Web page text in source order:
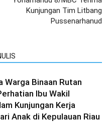
Kunjungan Tim Litbang
Pussenarhanud
Warga Binaan Rutan
Ibu Wakil
Kunjungan Kerja
Anak di Kepulauan Riau